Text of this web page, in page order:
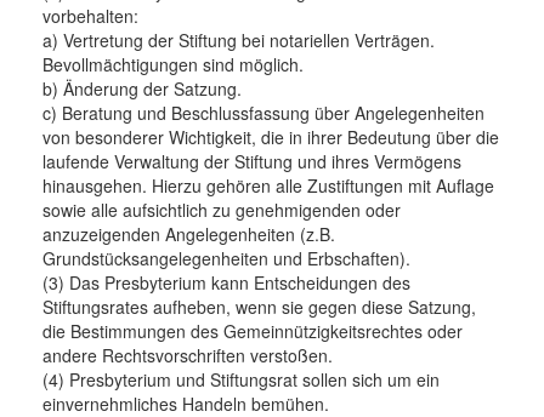
vorbehalten:
a) Vertretung der Stiftung bei notariellen Verträgen.
Bevollmächtigungen sind möglich.
b) Änderung der Satzung.
c) Beratung und Beschlussfassung über Angelegenheiten
von besonderer Wichtigkeit, die in ihrer Bedeutung über die
laufende Verwaltung der Stiftung und ihres Vermögens
hinausgehen. Hierzu gehören alle Zustiftungen mit Auflage
sowie alle aufsichtlich zu genehmigenden oder
anzuzeigenden Angelegenheiten (z.B.
Grundstücksangelegenheiten und Erbschaften).
(3) Das Presbyterium kann Entscheidungen des
Stiftungsrates aufheben, wenn sie gegen diese Satzung,
die Bestimmungen des Gemeinnützigkeitsrechtes oder
andere Rechtsvorschriften verstoßen.
(4) Presbyterium und Stiftungsrat sollen sich um ein
einvernehmliches Handeln bemühen.